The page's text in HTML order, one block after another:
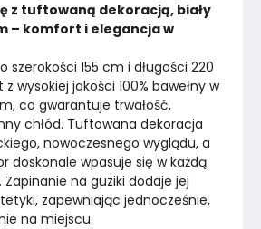
Biele kremy
Westwing
z tuftowaną dekoracją, biały
– komfort i elegancja w
szerokości 155 cm i długości 220
wysokiej jakości 100% bawełny w
co gwarantuje trwałość,
chłód. Tuftowana dekoracja
nowoczesnego wyglądu, a
doskonale wpasuje się w każdą
na guziki dodaje jej
zapewniając jednocześnie,
na miejscu.